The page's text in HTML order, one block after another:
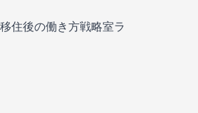
住後の働き方戦略室ラ